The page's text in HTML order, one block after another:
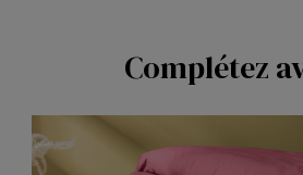
Complétez